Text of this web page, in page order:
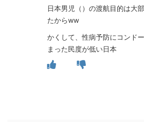
日本男児（）の渡航目的は大
たからww
かくして、性病予防にコンド
まった民度が低い日本